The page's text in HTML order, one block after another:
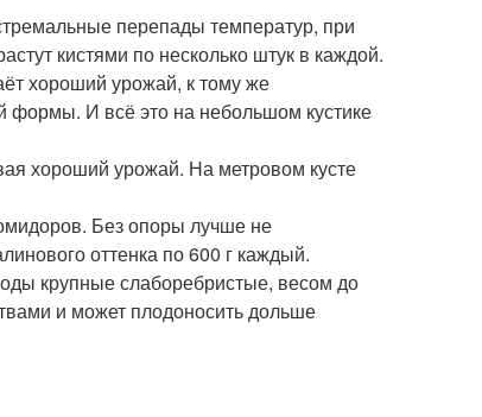
перепады температур, при
кистями по несколько штук в каждой.
хороший урожай, к тому же
формы. И всё это на небольшом кустике
хороший урожай. На метровом кусте
Без опоры лучше не
оттенка по 600 г каждый.
крупные слаборебристые, весом до
и может плодоносить дольше